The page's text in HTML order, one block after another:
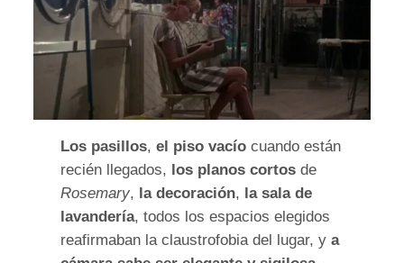
Los pasillos,el piso vacíocuando están
recién llegados, los planos cortos de
Rosemary, la decoración, la sala de
lavandería, todos los espacios elegidos
reafirmaban la claustrofobia del lugar, y a